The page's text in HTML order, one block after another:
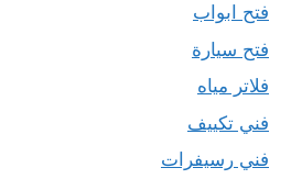
فتح ابواب
فتح سيارة
فلاتر مياه
فني تكييف
فني رسيفرات